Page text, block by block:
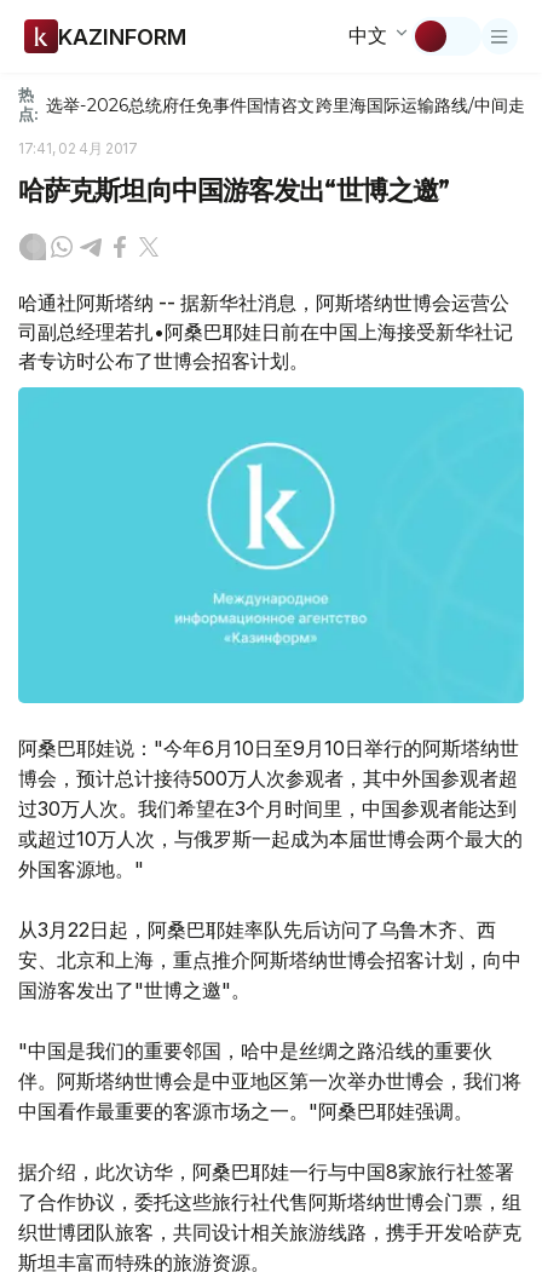
KAZINFORM 中文
热
点: 选举-2026总统府任免事件国情咨文跨里海国际运输路线/中间走廊
17:41, 02 4月 2017
哈萨克斯坦向中国游客发出“世博之邀”
哈通社阿斯塔纳 -- 据新华社消息，阿斯塔纳世博会运营公
司副总经理若扎•阿桑巴耶娃日前在中国上海接受新华社记
者专访时公布了世博会招客计划。
阿桑巴耶娃说："今年6月10日至9月10日举行的阿斯塔纳世
博会，预计总计接待500万人次参观者，其中外国参观者超
过30万人次。我们希望在3个月时间里，中国参观者能达到
或超过10万人次，与俄罗斯一起成为本届世博会两个最大的
外国客源地。"
从3月22日起，阿桑巴耶娃率队先后访问了乌鲁木齐、西
安、北京和上海，重点推介阿斯塔纳世博会招客计划，向中
国游客发出了"世博之邀"。
"中国是我们的重要邻国，哈中是丝绸之路沿线的重要伙
伴。阿斯塔纳世博会是中亚地区第一次举办世博会，我们将
中国看作最重要的客源市场之一。"阿桑巴耶娃强调。
据介绍，此次访华，阿桑巴耶娃一行与中国8家旅行社签署
了合作协议，委托这些旅行社代售阿斯塔纳世博会门票，组
织世博团队旅客，共同设计相关旅游线路，携手开发哈萨克
斯坦丰富而特殊的旅游资源。